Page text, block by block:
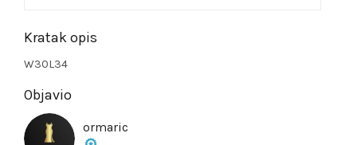
Kratak opis
W30L34
Objavio
ormaric